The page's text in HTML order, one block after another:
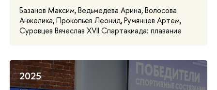
Базанов Максим, Ведьмедева Арина, Волосова
Анжелика, Прокопьев Леонид, Румянцев Артем,
Суровцев Вячеслав XVII Спартакиада: плавание
2025